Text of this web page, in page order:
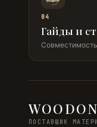
04
Гайды и
ПОСТАВЩИК